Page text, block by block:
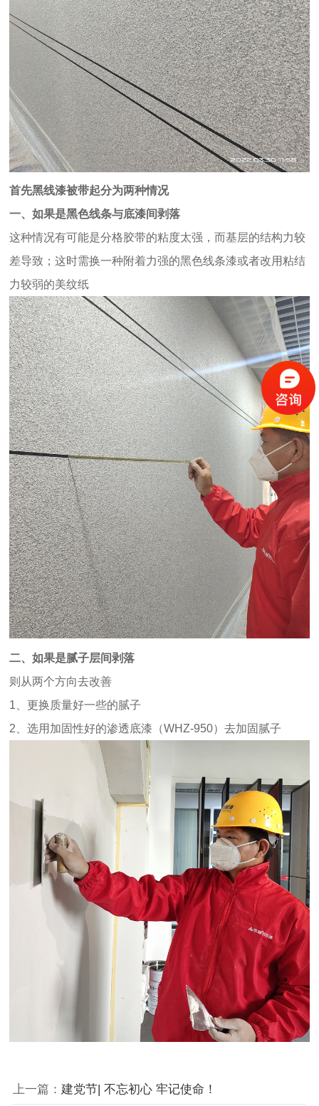
首先黑线漆被带起分为两种情况
一、如果是黑色线条与底漆间剥落
这种情况有可能是分格胶带的粘度太强，而基层的结构力较
差导致；这时需换一种附着力强的黑色线条漆或者改用粘结
力较弱的美纹纸
二、如果是腻子层间剥落
则从两个方向去改善
1、更换质量好一些的腻子
2、选用加固性好的渗透底漆（WHZ-950）去加固腻子
上一篇： 建党节| 不忘初心 牢记使命！